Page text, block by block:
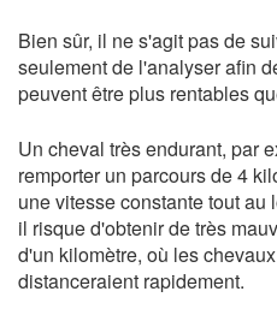
Bien sûr, il ne s'agit pas de
seulement de l'analyser afin
peuvent être plus rentables
Un cheval très endurant, par
remporter un parcours de 4
une vitesse constante tout au
il risque d'obtenir de très
d'un kilomètre, où les
distanceraient rapidement.